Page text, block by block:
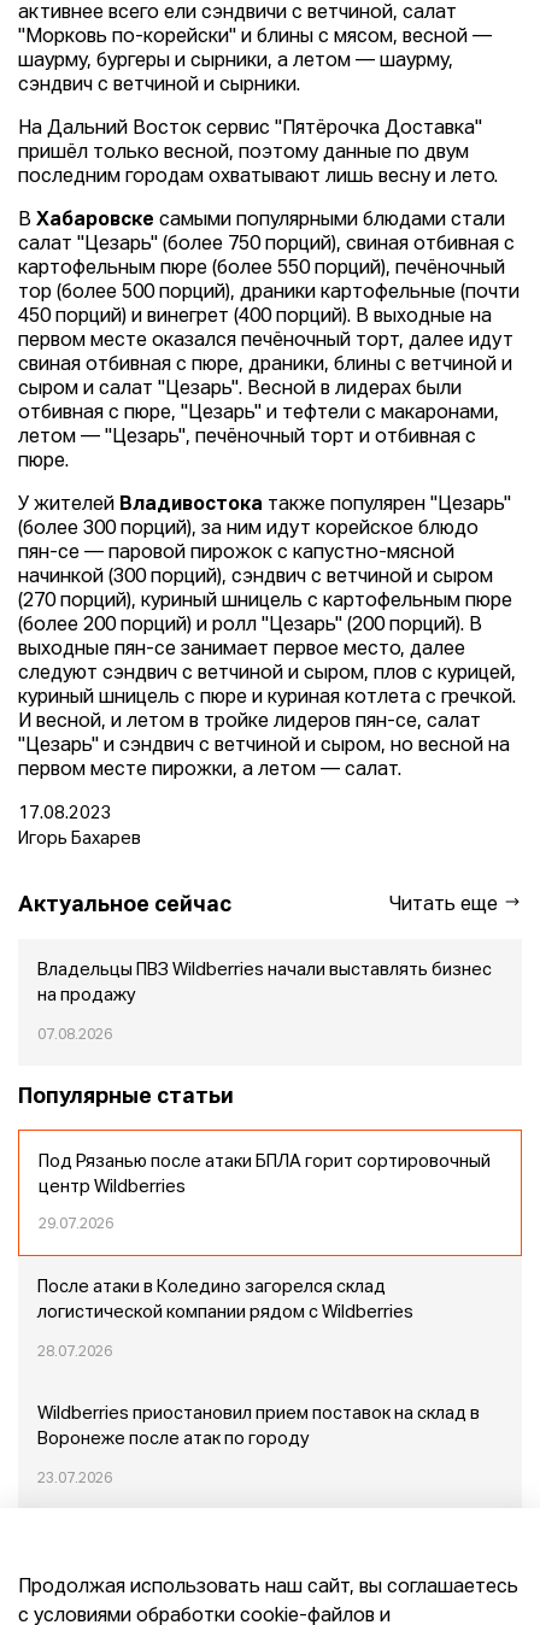
активнее всего ели сэндвичи с ветчиной, салат
"Морковь по-корейски" и блины с мясом, весной —
шаурму, бургеры и сырники, а летом — шаурму,
сэндвич с ветчиной и сырники.
На Дальний Восток сервис "Пятёрочка Доставка"
пришёл только весной, поэтому данные по двум
последним городам охватывают лишь весну и лето.
В Хабаровске самыми популярными блюдами стали
салат "Цезарь" (более 750 порций), свиная отбивная с
картофельным пюре (более 550 порций), печёночный
тор (более 500 порций), драники картофельные (почти
450 порций) и винегрет (400 порций). В выходные на
первом месте оказался печёночный торт, далее идут
свиная отбивная с пюре, драники, блины с ветчиной и
сыром и салат "Цезарь". Весной в лидерах были
отбивная с пюре, "Цезарь" и тефтели с макаронами,
летом — "Цезарь", печёночный торт и отбивная с
пюре.
У жителей Владивостока также популярен "Цезарь"
(более 300 порций), за ним идут корейское блюдо
пян-се — паровой пирожок с капустно-мясной
начинкой (300 порций), сэндвич с ветчиной и сыром
(270 порций), куриный шницель с картофельным пюре
(более 200 порций) и ролл "Цезарь" (200 порций). В
выходные пян-се занимает первое место, далее
следуют сэндвич с ветчиной и сыром, плов с курицей,
куриный шницель с пюре и куриная котлета с гречкой.
И весной, и летом в тройке лидеров пян-се, салат
"Цезарь" и сэндвич с ветчиной и сыром, но весной на
первом месте пирожки, а летом — салат.
17.08.2023
Игорь Бахарев
Актуальное сейчас Читать еще
Владельцы ПВЗ Wildberries начали выставлять бизнес
на продажу
07.08.2026
Популярные статьи
Под Рязанью после атаки БПЛА горит сортировочный
центр Wildberries
29.07.2026
После атаки в Коледино загорелся склад
логистической компании рядом с Wildberries
28.07.2026
Wildberries приостановил прием поставок на склад в
Воронеже после атак по городу
23.07.2026
Продолжая использовать наш сайт, вы соглашаетесь
с условиями обработки cookie-файлов и